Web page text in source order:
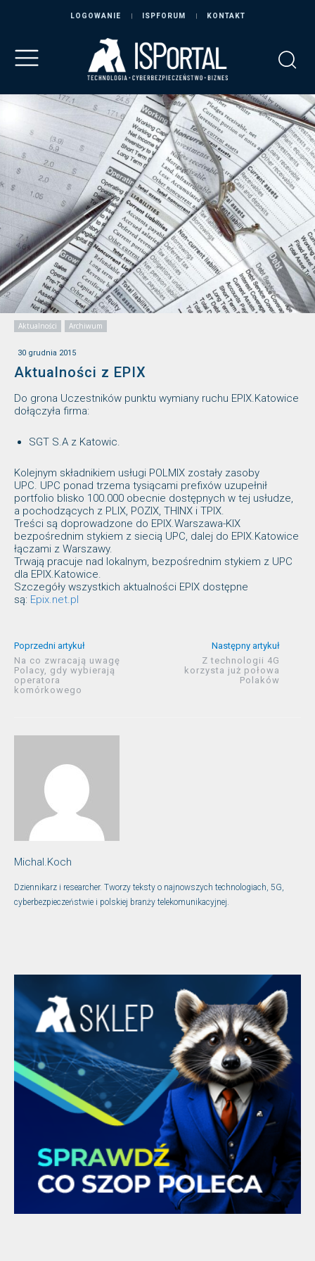
LOGOWANIE ISPFORUM KONTAKT
Aktualności Archiwum
30 grudnia 2015
Aktualności z EPIX
Do grona Uczestników punktu wymiany ruchu EPIX.Katowice
dołączyła firma:
SGT S.A z Katowic.
Kolejnym składnikiem usługi POLMIX zostały zasoby
UPC. UPC ponad trzema tysiącami prefixów uzupełnił
portfolio blisko 100.000 obecnie dostępnych w tej usłudze,
a pochodzących z PLIX, POZIX, THINX i TPIX.
Treści są doprowadzone do EPIX.Warszawa-KIX
bezpośrednim stykiem z siecią UPC, dalej do EPIX.Katowice
łączami z Warszawy.
Trwają pracuje nad lokalnym, bezpośrednim stykiem z UPC
dla EPIX.Katowice.
Szczegóły wszystkich aktualności EPIX dostępne
są: Epix.net.pl
Poprzedni artykuł
Na co zwracają uwagę
Polacy, gdy wybierają
operatora
komórkowego
Następny artykuł
Z technologii 4G
korzysta już połowa
Polaków
Michal.Koch
Dziennikarz i researcher. Tworzy teksty o najnowszych technologiach, 5G,
cyberbezpieczeństwie i polskiej branży telekomunikacyjnej.